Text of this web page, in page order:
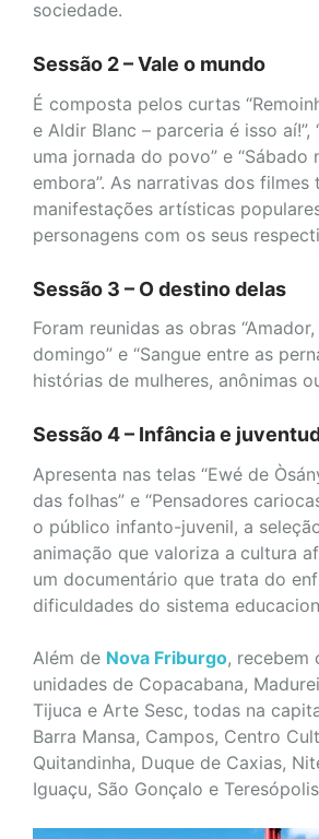
sociedade.
Sessão 2 – Vale o mundo
É composta pelos curtas
e Aldir Blanc – parceria é isso aí!”,
uma jornada do povo” e “Sábado
embora”. As narrativas dos filmes
manifestações artísticas
personagens com os seus
Sessão 3 – O destino delas
Foram reunidas as obras “Amador,
domingo” e “Sangue entre as
histórias de mulheres, anônimas
Sessão 4 – Infância e
Apresenta nas telas “Ewé de
das folhas” e “Pensadores
o público infanto-juvenil, a
animação que valoriza a cultura
um documentário que trata do
dificuldades do sistema
Além de Nova Friburgo, recebem
unidades de Copacabana,
Tijuca e Arte Sesc, todas na
Barra Mansa, Campos, Centro
Quitandinha, Duque de Caxias,
Iguaçu, São Gonçalo e